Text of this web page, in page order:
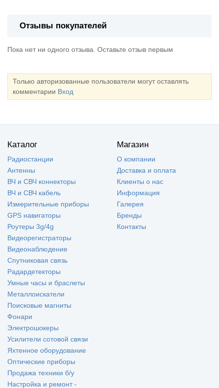
Отзывы покупателей
Пока нет ни одного отзыва. Оставьте отзыв первым
Только авторизованные пользователи могут оставлять
комментарии Вход
Каталог
Радиостанции
Антенны
ВЧ и СВЧ коннекторы
ВЧ и СВЧ кабель
Измерительные приборы
GPS навигаторы
Роутеры 3g/4g
Видеорегистраторы
Видеонаблюдение
Спутниковая связь
Радардетекторы
Умные часы и браслеты
Металлоискатели
Поисковые магниты
Фонари
Электрошокеры
Усилители сотовой связи
Яхтенное оборудование
Оптические приборы
Продажа техники б/у
Настройка и ремонт -
Магазин
О компании
Доставка и оплата
Клиенты о нас
Информация
Галерея
Бренды
Контакты